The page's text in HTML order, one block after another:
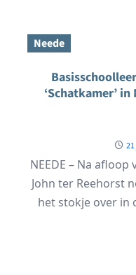
Neede
‘Schatkamer’
NEEDE – Na
John ter Reehorst
het stokje over in